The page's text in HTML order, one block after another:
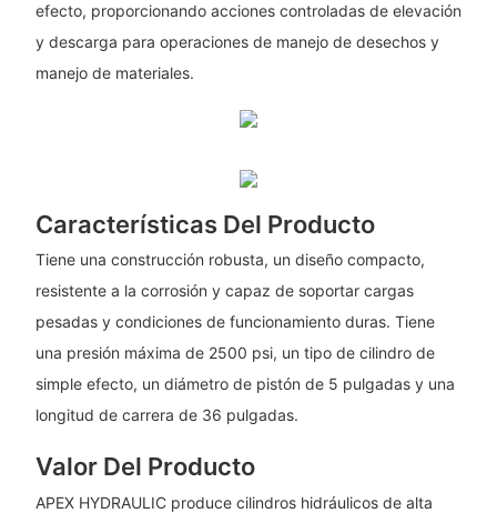
efecto, proporcionando acciones controladas de elevación
y descarga para operaciones de manejo de desechos y
manejo de materiales.
Características Del Producto
Tiene una construcción robusta, un diseño compacto,
resistente a la corrosión y capaz de soportar cargas
pesadas y condiciones de funcionamiento duras. Tiene
una presión máxima de 2500 psi, un tipo de cilindro de
simple efecto, un diámetro de pistón de 5 pulgadas y una
longitud de carrera de 36 pulgadas.
Valor Del Producto
APEX HYDRAULIC produce cilindros hidráulicos de alta